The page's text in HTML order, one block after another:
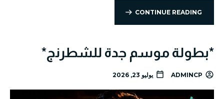
CONTINUE READING
*بطولة موسم جدة للشطرنج*
ADMINCP يوليو 23, 2026